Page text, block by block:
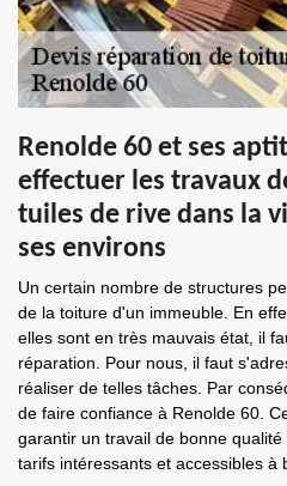
Renolde 60 et ses
effectuer les travaux
tuiles de rive dans la
ses environs
Un certain nombre de structures
de la toiture d'un immeuble. En
elles sont en très mauvais état, il
réparation. Pour nous, il faut
réaliser de telles tâches. Par
de faire confiance à Renolde 60.
garantir un travail de bonne
tarifs intéressants et accessibles à